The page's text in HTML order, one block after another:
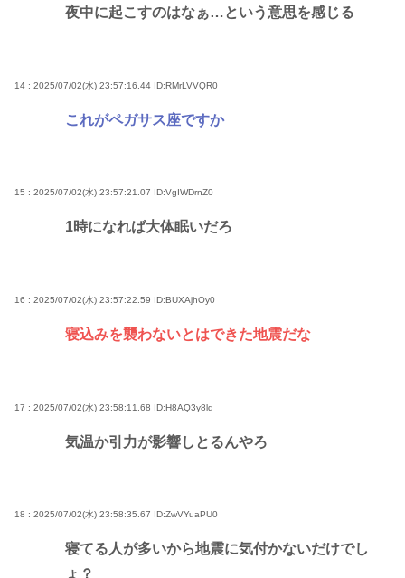
夜中に起こすのはなぁ…という意思を感じる
14 : 2025/07/02(水) 23:57:16.44 ID:RMrLVVQR0
これがペガサス座ですか
15 : 2025/07/02(水) 23:57:21.07 ID:VgIWDrnZ0
1時になれば大体眠いだろ
16 : 2025/07/02(水) 23:57:22.59 ID:BUXAjhOy0
寝込みを襲わないとはできた地震だな
17 : 2025/07/02(水) 23:58:11.68 ID:H8AQ3y8ld
気温か引力が影響しとるんやろ
18 : 2025/07/02(水) 23:58:35.67 ID:ZwVYuaPU0
寝てる人が多いから地震に気付かないだけでし
ょ？